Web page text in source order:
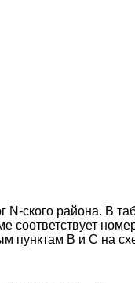
ского района. В
соответствует
пунктам B и C на